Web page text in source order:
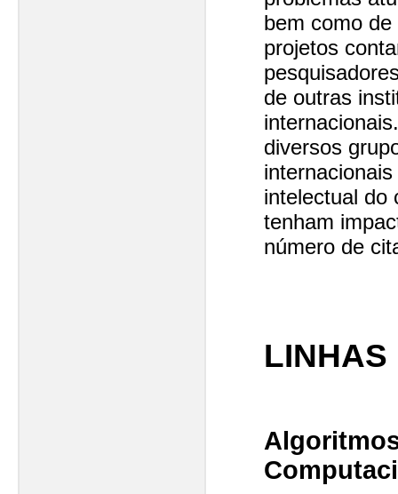
bem como
projetos
de outras
diversos
intelectual do
tenham
número de
LINHAS